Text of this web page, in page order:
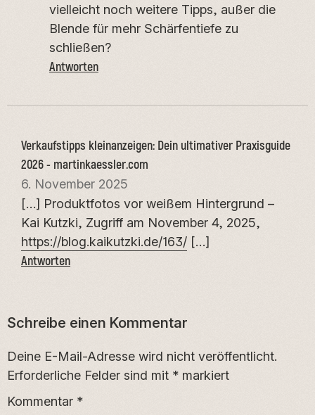
vielleicht noch weitere Tipps, außer die
Blende für mehr Schärfentiefe zu
schließen?
Antworten
Verkaufstipps kleinanzeigen: Dein ultimativer Praxisguide
2026 - martinkaessler.com
6. November 2025
[…] Produktfotos vor weißem Hintergrund –
Kai Kutzki, Zugriff am November 4, 2025,
https://blog.kaikutzki.de/163/ […]
Antworten
Schreibe einen Kommentar
Deine E-Mail-Adresse wird nicht veröffentlicht.
Erforderliche Felder sind mit * markiert
Kommentar *